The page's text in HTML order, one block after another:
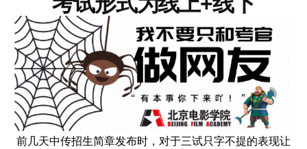
前几天中传招生简章发布时，对于三试只字不提的表现让